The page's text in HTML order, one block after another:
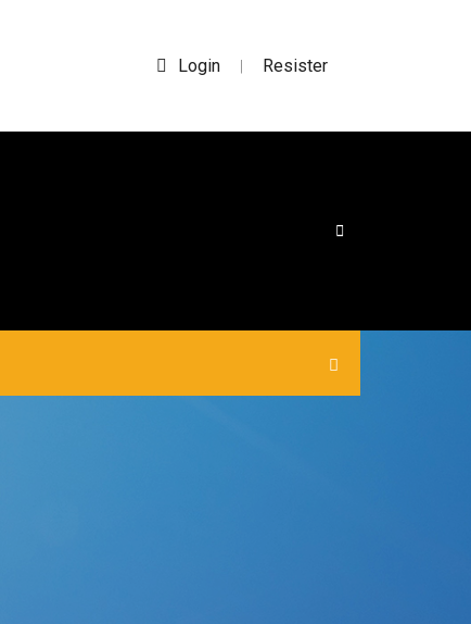
Login | Resister